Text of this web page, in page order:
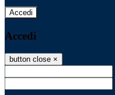
Accedi
Accedi
button close ×